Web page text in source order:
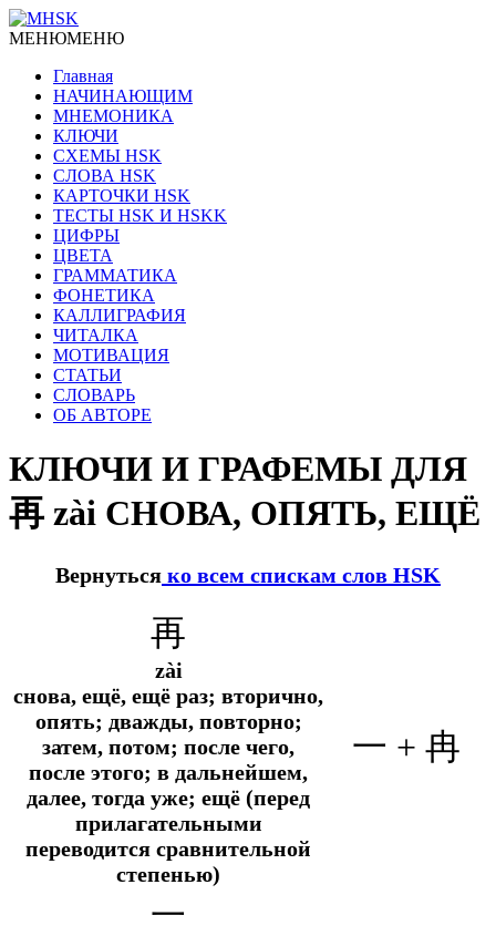
МЕНЮМЕНЮ
Главная
НАЧИНАЮЩИМ
МНЕМОНИКА
КЛЮЧИ
СХЕМЫ HSK
СЛОВА HSK
КАРТОЧКИ HSK
ТЕСТЫ HSK И HSKK
ЦИФРЫ
ЦВЕТА
ГРАММАТИКА
ФОНЕТИКА
КАЛЛИГРАФИЯ
ЧИТАЛКА
МОТИВАЦИЯ
СТАТЬИ
СЛОВАРЬ
ОБ АВТОРЕ
КЛЮЧИ И ГРАФЕМЫ ДЛЯ
再 zài СНОВА, ОПЯТЬ, ЕЩЁ
Вернуться ко всем спискам слов HSK
再
zài
снова, ещё, ещё раз; вторично,
опять; дважды, повторно;
затем, потом; после чего,
после этого; в дальнейшем,
далее, тогда уже; ещё (перед
прилагательными
переводится сравнительной
степенью)
一 + 冉
一